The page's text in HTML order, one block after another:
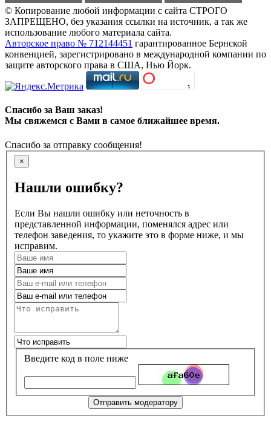
© Копирование любой информации с сайта СТРОГО
ЗАПРЕЩЕНО, без указания ссылки на источник, а так же
использование любого материала сайта.
Авторское право № 712144451 гарантированное Бернской
конвенцией, зарегистрировано в международной компании по
защите авторского права в США, Нью Йорк.
Спасибо за Ваш заказ!
Мы свяжемся с Вами в самое ближайшее время.
Спасибо за отправку сообщения!
×
Нашли ошибку?
Если Вы нашли ошибку или неточность в
представленной информации, поменялся адрес или
телефон заведения, то укажите это в форме ниже, и мы
исправим.
Введите код в поле ниже
Отправить модератору